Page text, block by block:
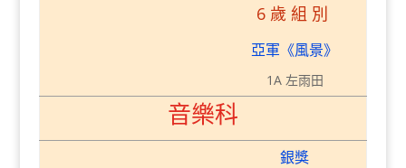
6歲組別
亞軍《風景》
1A 左雨田
音樂科
銀獎